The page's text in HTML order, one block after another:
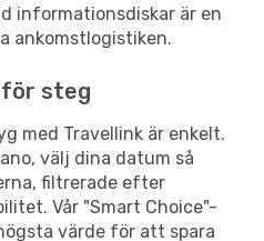
informationsdiskar är en
ankomstlogistiken.
steg
med Travellink är enkelt.
välj dina datum så
filtrerade efter
Vår "Smart Choice"-
värde för att spara